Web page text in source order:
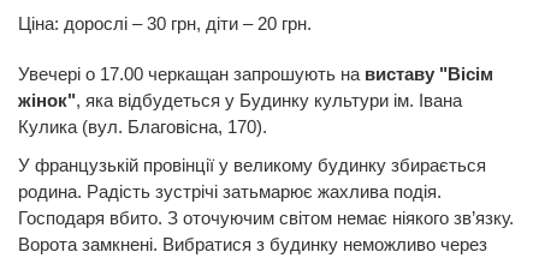
Ціна: дорослі – 30 грн, діти – 20 грн.
Увечері о 17.00 черкащан запрошують на виставу "Вісім
жінок", яка відбудеться у Будинку культури ім. Івана
Кулика (вул. Благовісна, 170).
У французькій провінції у великому будинку збирається
родина. Радість зустрічі затьмарює жахлива подія.
Господаря вбито. З оточуючим світом немає ніякого зв’язку.
Ворота замкнені. Вибратися з будинку неможливо через